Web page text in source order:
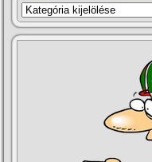
KATEGÓRIÁK